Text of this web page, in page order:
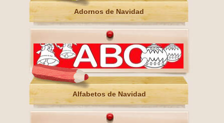
Adornos de Navidad
Alfabetos de Navidad